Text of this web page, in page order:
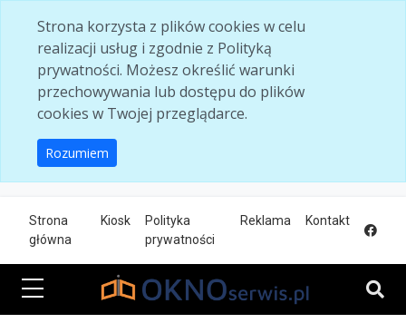
Strona korzysta z plików cookies w celu
realizacji usług i zgodnie z Polityką
prywatności. Możesz określić warunki
przechowywania lub dostępu do plików
cookies w Twojej przeglądarce.
Rozumiem
Strona
główna
Kiosk
Polityka
prywatności
Reklama Kontakt